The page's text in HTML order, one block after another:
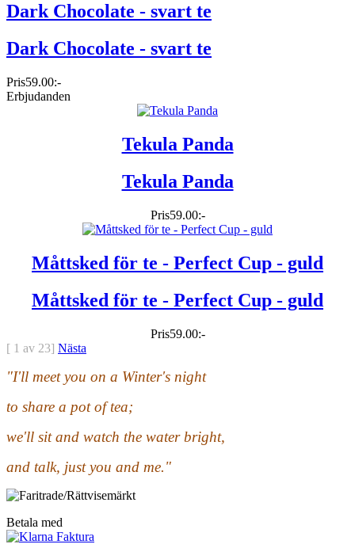
Dark Chocolate - svart te
Dark Chocolate - svart te
Pris59.00:-
Erbjudanden
Tekula Panda
Tekula Panda
Pris59.00:-
Måttsked för te - Perfect Cup - guld
Måttsked för te - Perfect Cup - guld
Pris59.00:-
[ 1 av 23] Nästa
"I'll meet you on a Winter's night
to share a pot of tea;
we'll sit and watch the water bright,
and talk, just you and me."
Betala med